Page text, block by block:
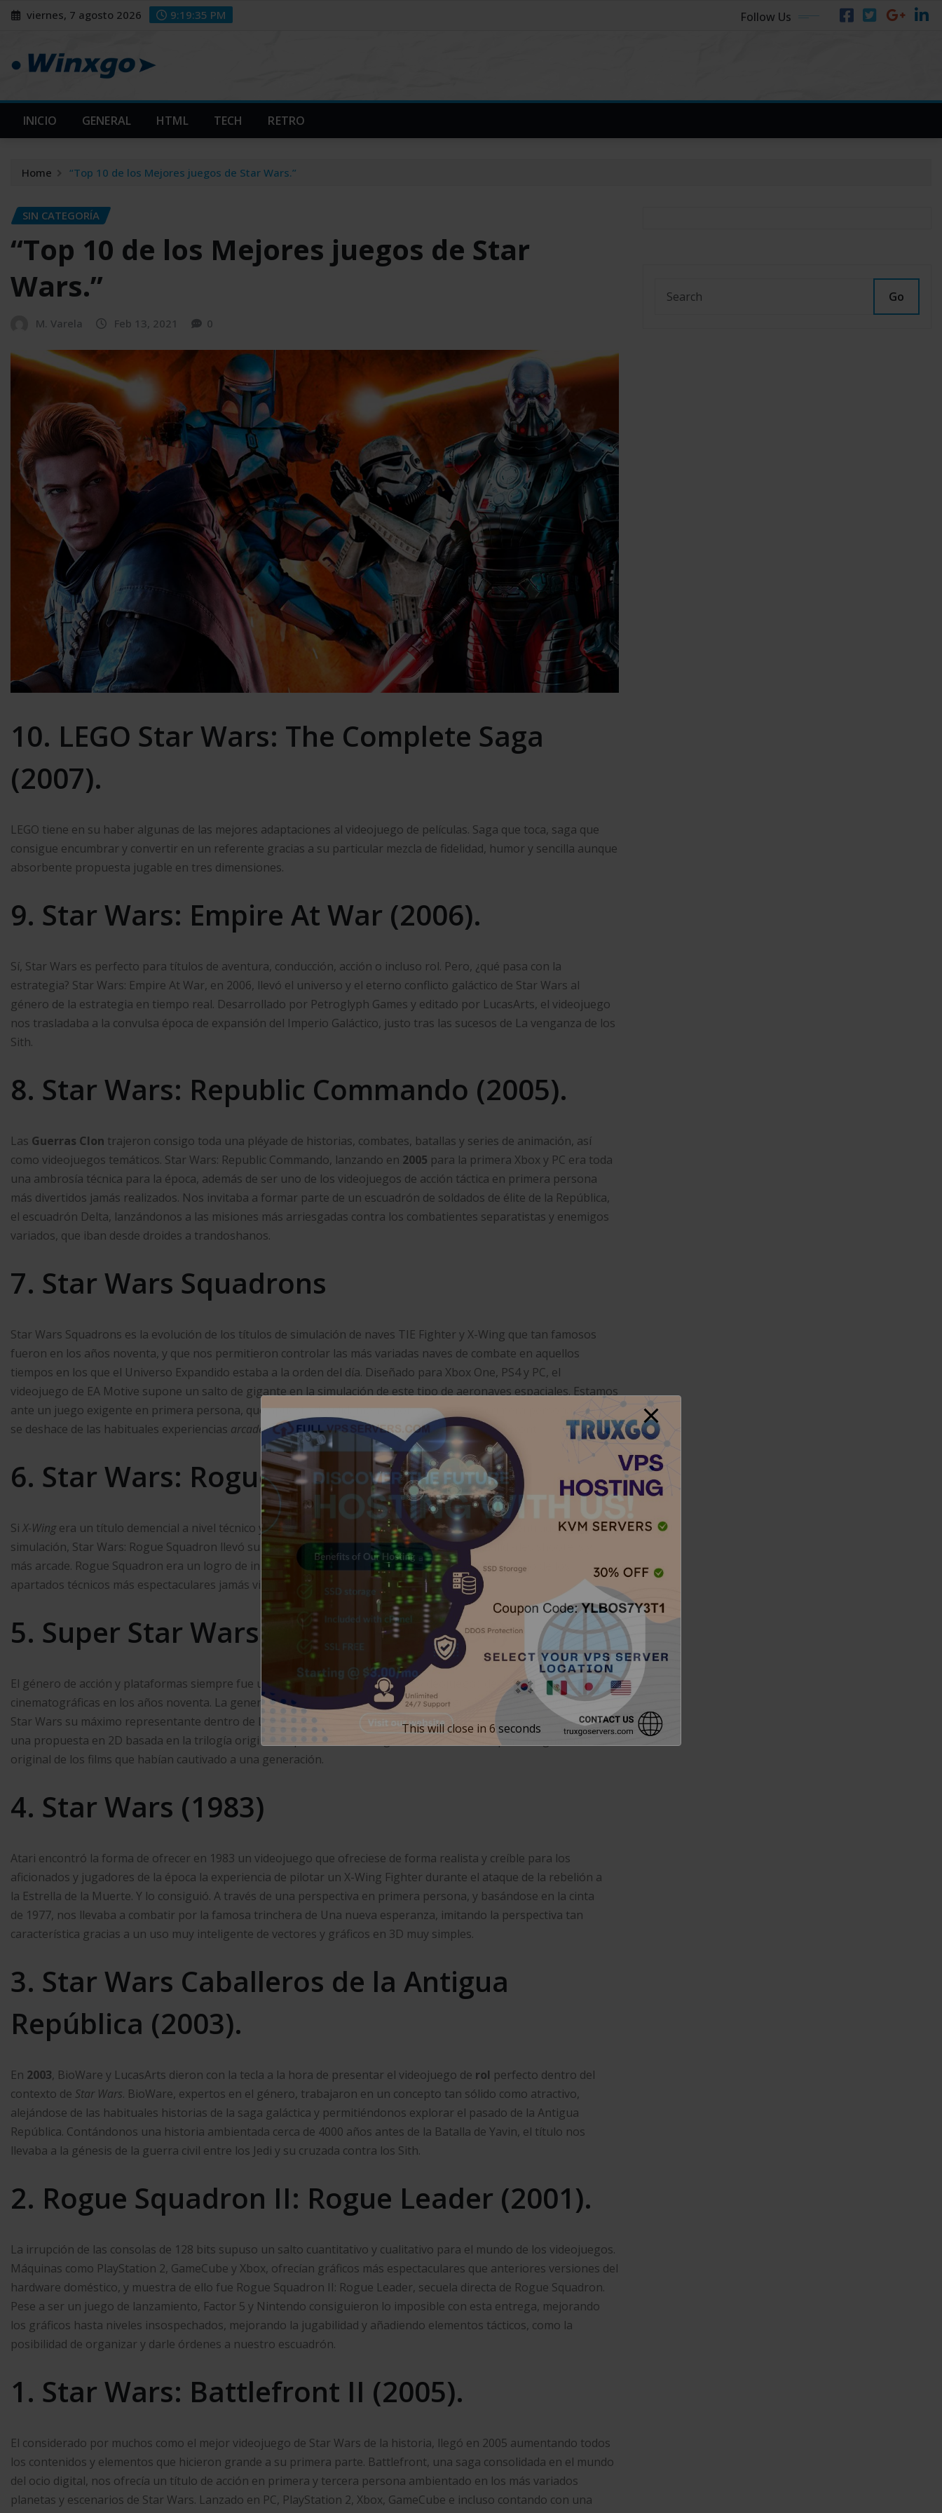
Skip viernes, 7 agosto 2026 9:19:36 PM Follow Us
INICIO GENERAL HTML TECH RETRO
Home “Top 10 de los Mejores juegos de Star Wars.”
SIN CATEGORÍA
“Top 10 de los Mejores juegos de Star
Wars.”
M. Varela Feb 13, 2021 0
10. LEGO Star Wars: The Complete Saga
(2007).
LEGO tiene en su haber algunas de las mejores adaptaciones al videojuego de películas. Saga que toca, saga que
consigue encumbrar y convertir en un referente gracias a su particular mezcla de fidelidad, humor y sencilla aunque
absorbente propuesta jugable en tres dimensiones.
9. Star Wars: Empire At War (2006).
Sí, Star Wars es perfecto para títulos de aventura, conducción, acción o incluso rol. Pero, ¿qué pasa con la
estrategia? Star Wars: Empire At War, en 2006, llevó el universo y el eterno conflicto galáctico de Star Wars al
género de la estrategia en tiempo real. Desarrollado por Petroglyph Games y editado por LucasArts, el videojuego
nos trasladaba a la convulsa época de expansión del Imperio Galáctico, justo tras las sucesos de La venganza de los
Sith.
8. Star Wars: Republic Commando (2005).
Las Guerras Clon trajeron consigo toda una pléyade de historias, combates, batallas y series de animación, así
como videojuegos temáticos. Star Wars: Republic Commando, lanzando en 2005 para la primera Xbox y PC era toda
una ambrosía técnica para la época, además de ser uno de los videojuegos de acción táctica en primera persona
más divertidos jamás realizados. Nos invitaba a formar parte de un escuadrón de soldados de élite de la República,
el escuadrón Delta, lanzándonos a las misiones más arriesgadas contra los combatientes separatistas y enemigos
variados, que iban desde droides a trandoshanos.
7. Star Wars Squadrons
Star Wars Squadrons es la evolución de los títulos de simulación de naves TIE Fighter y X-Wing que tan famosos
fueron en los años noventa, y que nos permitieron controlar las más variadas naves de combate en aquellos
tiempos en los que el Universo Expandido estaba a la orden del día. Diseñado para Xbox One, PS4 y PC, el
videojuego de EA Motive supone un salto de gigante en la simulación de este tipo de aeronaves espaciales. Estamos
ante un juego exigente en primera persona, que apuesta decididamente por la cámara en primera persona, y que
se deshace de las habituales experiencias arcadede otras sagas como Rogue Squadron y Battlefront.
6. Star Wars: Rogue Squadron (1998)
Si X-Wingera un título demencial a nivel técnico y en cuanto a propuesta pero más realista, más centrado en la
simulación, Star Wars: Rogue Squadron llevó su idea a otra dirección, enfocándose en las cualidades shooters y
más arcade. Rogue Squadron era un logro de ingeniería audiovisual dentro de Nintendo 64, con uno de los
apartados técnicos más espectaculares jamás vistos.
5. Super Star Wars (1992, 1993, 1994)
El género de acción y plataformas siempre fue un buen coto privado para los videojuegos de adaptaciones
cinematográficas en los años noventa. La generación de los 16 bits vivió algunos juegos memorables, siendo Super
Star Wars su máximo representante dentro de La guerra de las galaxias. La saga Super Star Wars, a través de
una propuesta en 2D basada en la trilogía original de películas de George Lucas, nos llevaba por el argumento
original de los films que habían cautivado a una generación.
4. Star Wars (1983)
Atari encontró la forma de ofrecer en 1983 un videojuego que ofreciese de forma realista y creíble para los
aficionados y jugadores de la época la experiencia de pilotar un X-Wing Fighter durante el ataque de la rebelión a
la Estrella de la Muerte. Y lo consiguió. A través de una perspectiva en primera persona, y basándose en la cinta
de 1977, nos llevaba a combatir por la famosa trinchera de Una nueva esperanza, imitando la perspectiva tan
característica gracias a un uso muy inteligente de vectores y gráficos en 3D muy simples.
3. Star Wars Caballeros de la Antigua
República (2003).
En 2003, BioWare y LucasArts dieron con la tecla a la hora de presentar el videojuego de rol perfecto dentro del
contexto de Star Wars. BioWare, expertos en el género, trabajaron en un concepto tan sólido como atractivo,
alejándose de las habituales historias de la saga galáctica y permitiéndonos explorar el pasado de la Antigua
República. Contándonos una historia ambientada cerca de 4000 años antes de la Batalla de Yavin, el título nos
llevaba a la génesis de la guerra civil entre los Jedi y su cruzada contra los Sith.
2. Rogue Squadron II: Rogue Leader (2001).
La irrupción de las consolas de 128 bits supuso un salto cuantitativo y cualitativo para el mundo de los videojuegos.
Máquinas como PlayStation 2, GameCube y Xbox, ofrecían gráficos más espectaculares que anteriores versiones del
hardware doméstico, y muestra de ello fue Rogue Squadron II: Rogue Leader, secuela directa de Rogue Squadron.
Pese a ser un juego de lanzamiento, Factor 5 y Nintendo consiguieron lo imposible con esta entrega, mejorando
los gráficos hasta niveles insospechados, mejorando la jugabilidad y añadiendo elementos tácticos, como la
posibilidad de organizar y darle órdenes a nuestro escuadrón.
1. Star Wars: Battlefront II (2005).
El considerado por muchos como el mejor videojuego de Star Wars de la historia, llegó en 2005 aumentando todos
los contenidos y elementos que hicieron grande a su primera parte. Battlefront, una saga consolidada en el mundo
del ocio digital, nos ofrecía un título de acción en primera y tercera persona ambientado en los más variados
planetas y escenarios de Star Wars. Lanzado en PC, PlayStation 2, Xbox, GameCube e incluso contando con una
Go
modal-check
This will close in 5seconds
modal-check